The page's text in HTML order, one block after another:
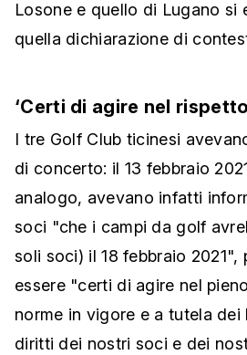
Losone e quello di Lugano si
quella dichiarazione di
‘Certi di agire nel
I tre Golf Club ticinesi
di concerto: il 13 febbraio
analogo, avevano infatti
soci "che i campi da golf
soli soci) il 18 febbraio 2021",
essere "certi di agire nel
norme in vigore e a tutela
diritti dei nostri soci e dei